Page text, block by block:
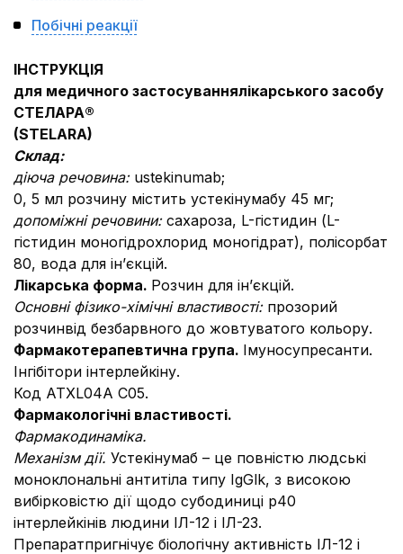
Побічні реакції
ІНСТРУКЦІЯ
для медичного застосуваннялікарського засобу
СТЕЛАРА®
(STELARA)
Склад:
діюча речовина: ustekinumab;
0, 5 мл розчину містить устекінумабу 45 мг;
допоміжні речовини: сахароза, L-гістидин (L-
гістидин моногідрохлорид моногідрат), полісорбат
80, вода для ін’єкцій.
Лікарська форма. Розчин для ін’єкцій.
Основні фізико-хімічні властивості: прозорий
розчинвід безбарвного до жовтуватого кольору.
Фармакотерапевтична група. Імуносупресанти.
Інгібітори інтерлейкіну.
Код АТХL04А С05.
Фармакологічні властивості.
Фармакодинаміка.
Механізм дії. Устекінумаб – це повністю людські
моноклональні антитіла типу IgGlk, з високою
вибірковістю дії щодо субодиниці р40
інтерлейкінів людини ІЛ-12 і ІЛ-23.
Препаратпригнічує біологічну активність ІЛ-12 і